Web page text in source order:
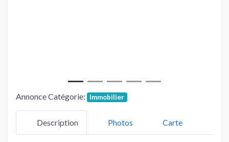
Annonce Catégorie: Immobilier
Description Photos Carte